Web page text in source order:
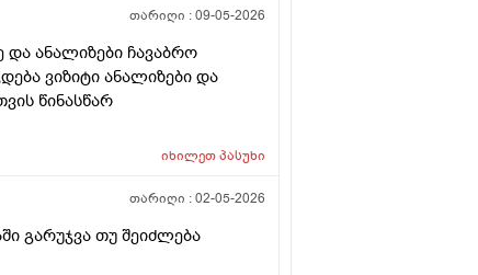
თარიღი :09-05-2026
ანალიზები ჩავაბრო
ვიზიტი ანალიზები და
წინასწარ
იხილეთპასუხი
თარიღი :02-05-2026
გარუჯვა თუ შეიძლება